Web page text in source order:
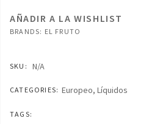
AÑADIR A LA WISHLIST
BRANDS: EL FRUTO
SKU: N/A
CATEGORIES: Europeo,Líquidos
TAGS: